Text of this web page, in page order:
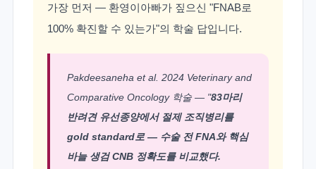
가장 먼저 — 환영이아빠가 짚으신 "FNAB로
100% 확진할 수 있는가"의 학술 답입니다.
Pakdeesaneha et al. 2024 Veterinary and
Comparative Oncology 학술 — "83마리
반려견 유선종양에서 절제 조직병리를
gold standard로 — 수술 전 FNA와 핵심
바늘 생검 CNB 정확도를 비교했다.